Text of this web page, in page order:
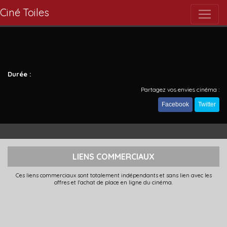
Ciné Toiles
Durée :
Partagez vos envies cinéma :
Facebook Twitter
LIENS COMMERCIAUX
Ces liens commerciaux sont totalement indépendants et sans lien avec les
offres et l'achat de place en ligne du cinéma.